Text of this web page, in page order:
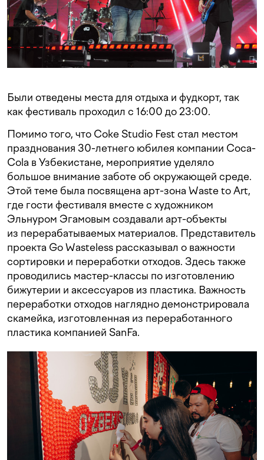
Были отведены места для отдыха и фудкорт, так
как фестиваль проходил с 16:00 до 23:00.
Помимо того, что Coke Studio Fest стал местом
празднования 30-летнего юбилея компании Coca-
Cola в Узбекистане, мероприятие уделяло
большое внимание заботе об окружающей среде.
Этой теме была посвящена арт-зона Waste to Art,
где гости фестиваля вместе с художником
Эльнуром Эгамовым создавали арт-объекты
из перерабатываемых материалов. Представитель
проекта Go Wasteless рассказывал о важности
сортировки и переработки отходов. Здесь также
проводились мастер-классы по изготовлению
бижутерии и аксессуаров из пластика. Важность
переработки отходов наглядно демонстрировала
скамейка, изготовленная из переработанного
пластика компанией SanFa.